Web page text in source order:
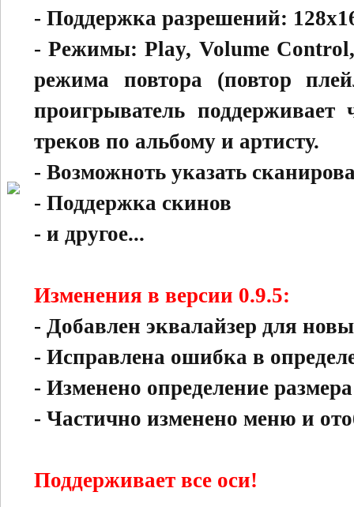
- Поддержка разрешений:
- Режимы: Play, Volume Control,
режима повтора (повтор
проигрыватель
треков по альбому и артисту.
- Возможноть указать
- Поддержка скинов
- и другое...
Изменения в версии 0.9.5:
- Добавлен эквалайзер для
- Исправлена ошибка в
- Изменено определение
- Частично изменено меню и
Поддерживает все оси!